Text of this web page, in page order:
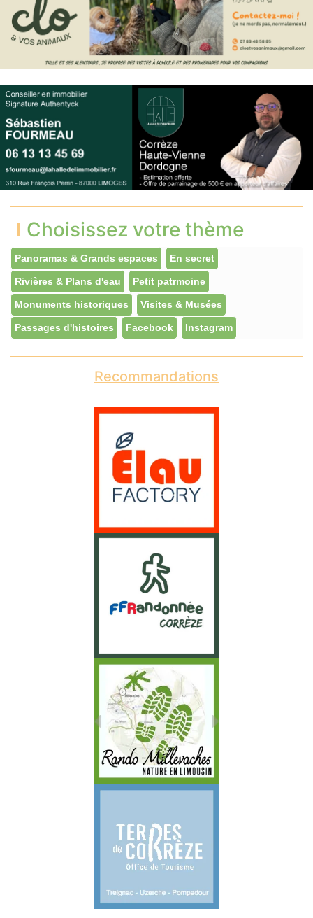
Choisissez votre thème
Panoramas & Grands espaces En secret
Rivières & Plans d'eau Petit patrmoine
Monuments historiques Visites & Musées
Passages d'histoires Facebook Instagram
Recommandations